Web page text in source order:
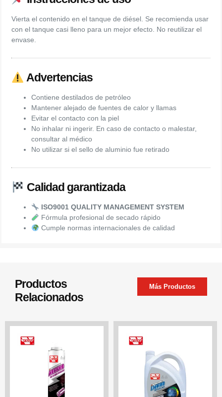
Vierta el contenido en el tanque de diésel. Se recomienda usar
con el tanque casi lleno para un mejor efecto. No reutilizar el
envase.
Advertencias
Contiene destilados de petróleo
Mantener alejado de fuentes de calor y llamas
Evitar el contacto con la piel
No inhalar ni ingerir. En caso de contacto o malestar,
consultar al médico
No utilizar si el sello de aluminio fue retirado
Calidad garantizada
ISO9001 QUALITY MANAGEMENT SYSTEM
Fórmula profesional de secado rápido
Cumple normas internacionales de calidad
Productos
Relacionados
Más Productos